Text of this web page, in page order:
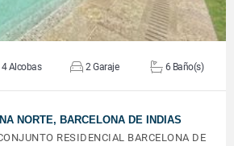
4 Alcobas 2 Garaje 6 Baño(s)
NORTE, BARCELONA DE INDIAS
RESIDENCIAL BARCELONA DE